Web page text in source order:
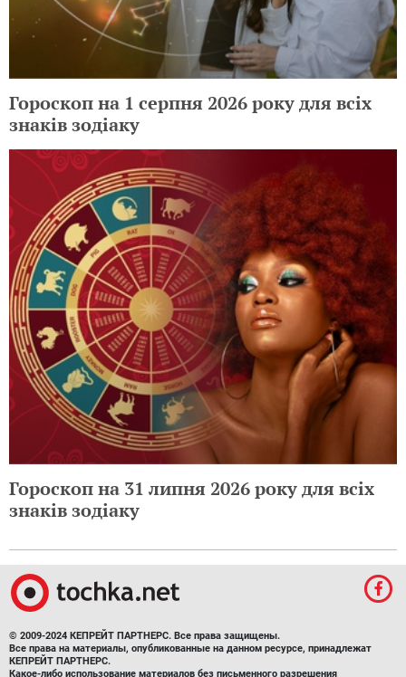
Гороскоп на 1 серпня 2026 року для всіх
знаків зодіаку
Гороскоп на 31 липня 2026 року для всіх
знаків зодіаку
© 2009-2024 КЕПРЕЙТ ПАРТНЕРС. Все права защищены.
Все права на материалы, опубликованные на данном ресурсе, принадлежат
КЕПРЕЙТ ПАРТНЕРС.
Какое-либо использование материалов без письменного разрешения